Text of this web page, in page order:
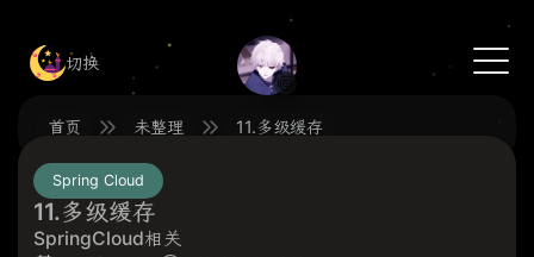
切换
🍥
首页 未整理 11.多级缓存
Spring Cloud
11.多级缓存
SpringCloud相关